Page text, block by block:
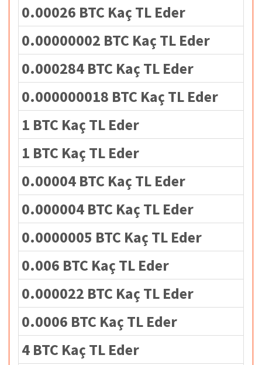
0.00026 BTC Kaç TL Eder
0.00000002 BTC Kaç TL Eder
0.000284 BTC Kaç TL Eder
0.000000018 BTC Kaç TL Eder
1 BTC Kaç TL Eder
1 BTC Kaç TL Eder
0.00004 BTC Kaç TL Eder
0.000004 BTC Kaç TL Eder
0.0000005 BTC Kaç TL Eder
0.006 BTC Kaç TL Eder
0.000022 BTC Kaç TL Eder
0.0006 BTC Kaç TL Eder
4 BTC Kaç TL Eder